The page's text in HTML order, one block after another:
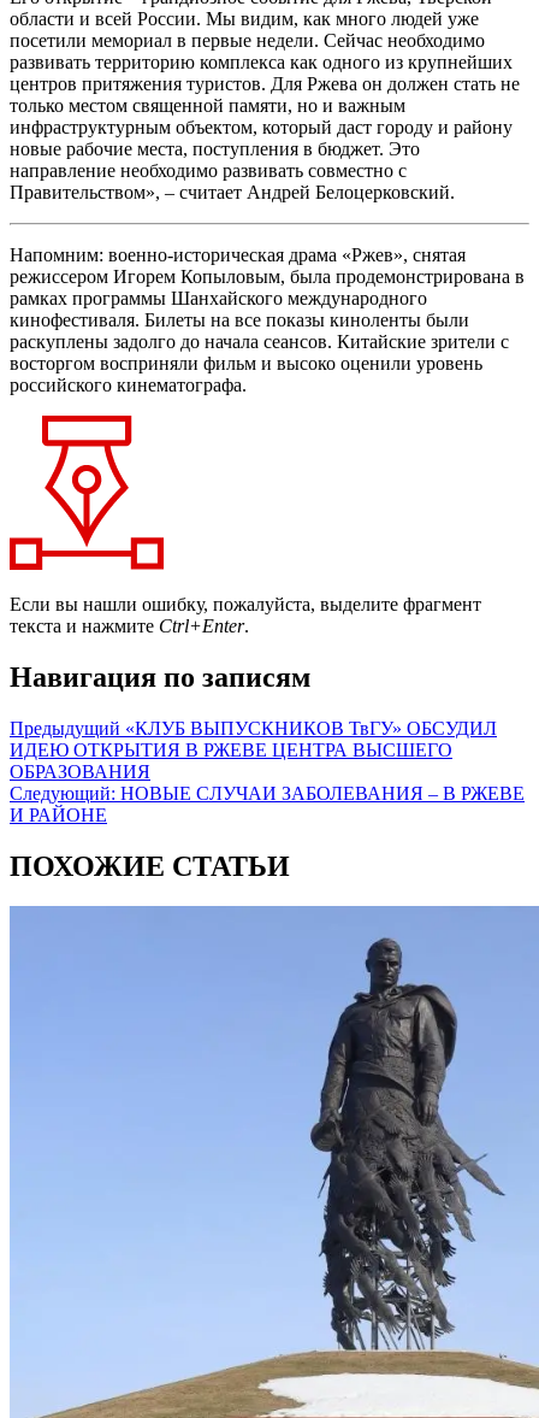
области и всей России. Мы видим, как много людей уже
посетили мемориал в первые недели. Сейчас необходимо
развивать территорию комплекса как одного из крупнейших
центров притяжения туристов. Для Ржева он должен стать не
только местом священной памяти, но и важным
инфраструктурным объектом, который даст городу и району
новые рабочие места, поступления в бюджет. Это
направление необходимо развивать совместно с
Правительством», – считает Андрей Белоцерковский.
Напомним: военно-историческая драма «Ржев», снятая
режиссером Игорем Копыловым, была продемонстрирована в
рамках программы Шанхайского международного
кинофестиваля. Билеты на все показы киноленты были
раскуплены задолго до начала сеансов. Китайские зрители с
восторгом восприняли фильм и высоко оценили уровень
российского кинематографа.
Если вы нашли ошибку, пожалуйста, выделите фрагмент
текста и нажмите Ctrl+Enter.
Навигация по записям
Предыдущий «КЛУБ ВЫПУСКНИКОВ ТвГУ» ОБСУДИЛ
ИДЕЮ ОТКРЫТИЯ В РЖЕВЕ ЦЕНТРА ВЫСШЕГО
ОБРАЗОВАНИЯ
Следующий: НОВЫЕ СЛУЧАИ ЗАБОЛЕВАНИЯ – В РЖЕВЕ
И РАЙОНЕ
ПОХОЖИЕ СТАТЬИ